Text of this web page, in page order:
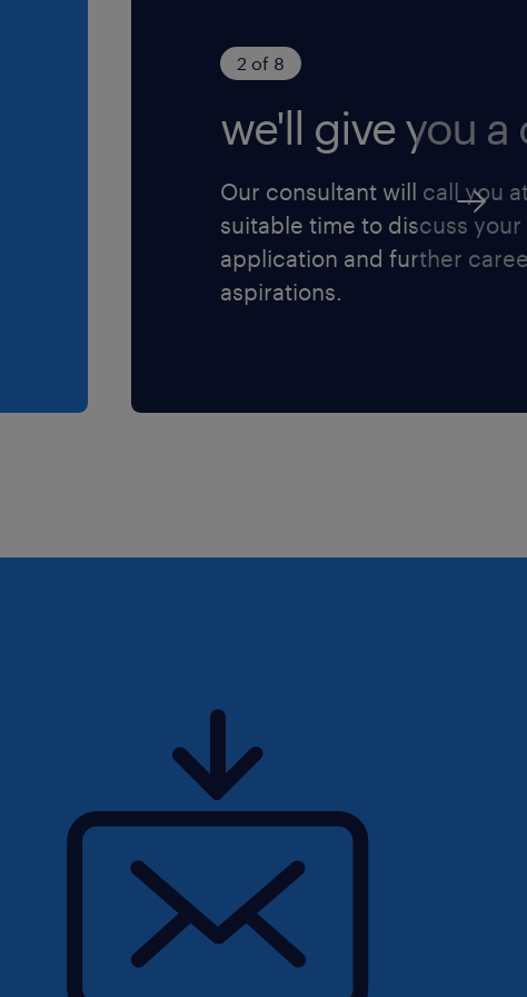
2 of 8
we'll give you a
Our consultant will call you
suitable time to discuss your
application and further
aspirations.